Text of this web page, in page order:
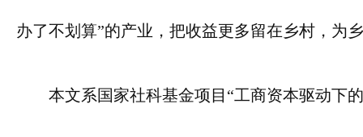
办了不划算”的产业，把收益更多留在乡村，为
本文系国家社科基金项目“工商资本驱动下